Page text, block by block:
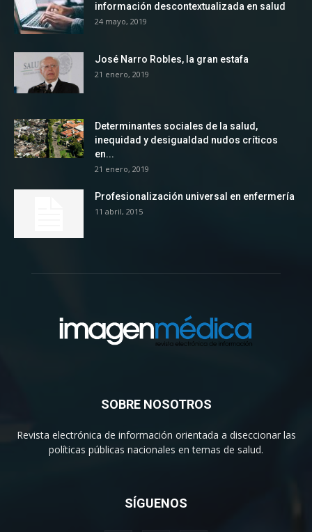
información descontextualizada en salud
24 mayo, 2019
José Narro Robles, la gran estafa
21 enero, 2019
Determinantes sociales de la salud,
inequidad y desigualdad nudos críticos
en...
21 enero, 2019
Profesionalización universal en enfermería
11 abril, 2015
SOBRE NOSOTROS
Revista electrónica de información orientada a diseccionar las
políticas públicas nacionales en temas de salud.
SÍGUENOS